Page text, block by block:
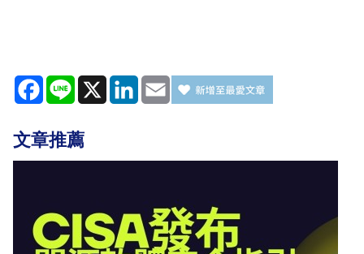
Facebook
Line X LinkedIn
Email
文章推薦